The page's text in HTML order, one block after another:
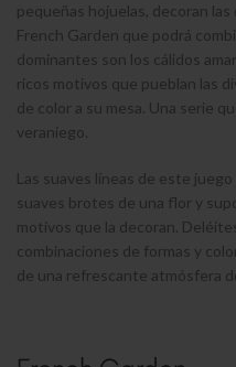
pequeñas hojuelas, decoran
French Garden que podrá
dominantes son los cálidos
ricos motivos que pueblan las
de color a su mesa. Una serie
veraniego.
Las suaves líneas de este
suaves brotes de una flor y
motivos que la decoran.
combinaciones de formas y
de una refrescante atmósfera